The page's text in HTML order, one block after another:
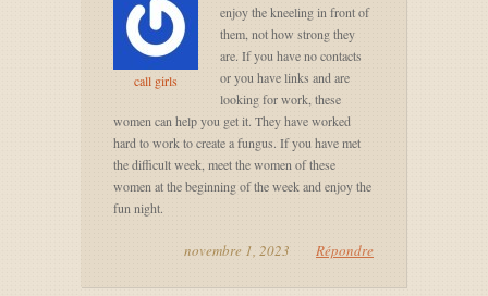
call girls
enjoy the kneeling in front of
them, not how strong they
are. If you have no contacts
or you have links and are
looking for work, these
women can help you get it. They have worked
hard to work to create a fungus. If you have met
the difficult week, meet the women of these
women at the beginning of the week and enjoy the
fun night.
novembre 1, 2023 Répondre